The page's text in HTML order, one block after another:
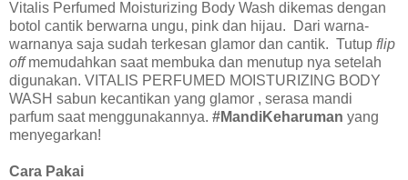
Vitalis Perfumed Moisturizing Body Wash dikemas dengan
botol cantik berwarna ungu, pink dan hijau. Dari warna-
warnanya saja sudah terkesan glamor dan cantik. Tutup flip
offmemudahkan saat membuka dan menutup nya setelah
digunakan. VITALIS PERFUMED MOISTURIZING BODY
WASH sabun kecantikan yang glamor , serasa mandi
parfum saat menggunakannya. #MandiKeharuman yang
menyegarkan!
Cara Pakai